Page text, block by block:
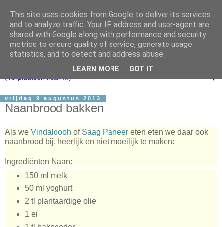
▼
vrijdag 9 augustus 2013
Naanbrood bakken
Als we Vindaloooh ofSaag Paneer eten eten we daar ook
naanbrood bij, heerlijk en niet moeilijk te maken:
Ingrediënten Naan:
150 ml melk
50 ml yoghurt
2 tl plantaardige olie
1 ei
This site uses cookies from Google to deliver its services
and to analyze traffic. Your IP address and user-agent are
shared with Google along with performance and security
metrics to ensure quality of service, generate usage
statistics, and to detect and address abuse.
LEARN MORE GOT IT